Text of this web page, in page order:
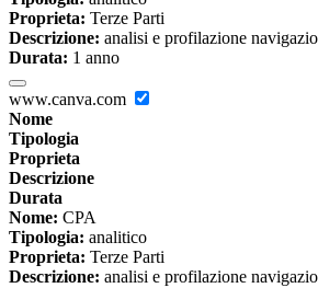
Proprieta: Terze Parti
Descrizione: analisi e profilazione
Durata: 1 anno
www.canva.com
Nome
Tipologia
Proprieta
Descrizione
Durata
Nome: CPA
Tipologia: analitico
Proprieta: Terze Parti
Descrizione: analisi e profilazione